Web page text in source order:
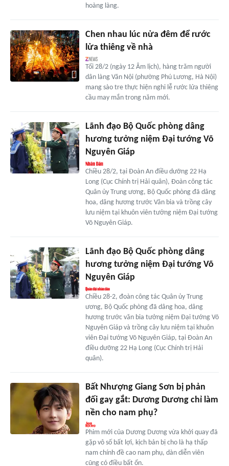
hoàng làng.
Chen nhau lúc nửa đêm để rước
lửa thiêng về nhà
Tối 28/2 (ngày 12 Âm lịch), hàng trăm người
dân làng Văn Nội (phường Phú Lương, Hà Nội)
mang sào tre thực hiện nghi lễ rước lửa thiêng
cầu may mắn trong năm mới.
Lãnh đạo Bộ Quốc phòng dâng
hương tưởng niệm Đại tướng Võ
Nguyên Giáp
Chiều 28/2, tại Đoàn An điều dưỡng 22 Hạ
Long (Cục Chính trị Hải quân), Đoàn công tác
Quân ủy Trung ương, Bộ Quốc phòng đã dâng
hoa, dâng hương trước Văn bia và trồng cây
lưu niệm tại khuôn viên tưởng niệm Đại tướng
Võ Nguyên Giáp.
Lãnh đạo Bộ Quốc phòng dâng
hương tưởng niệm Đại tướng Võ
Nguyên Giáp
Chiều 28-2, đoàn công tác Quân ủy Trung
ương, Bộ Quốc phòng đã dâng hoa, dâng
hương trước văn bia tưởng niệm Đại tướng Võ
Nguyên Giáp và trồng cây lưu niệm tại khuôn
viên Đại tướng Võ Nguyên Giáp, tại Đoàn An
điều dưỡng 22 Hạ Long (Cục Chính trị Hải
quân).
Bất Nhượng Giang Sơn bị phản
đối gay gắt: Dương Dương chỉ làm
nền cho nam phụ?
Phim mới của Dương Dương vừa khởi quay đã
gặp vô số bất lợi, kịch bản bị cho là hạ thấp
nam chính đề cao nam phụ, dàn diễn viên
cũng có điều bất ổn.